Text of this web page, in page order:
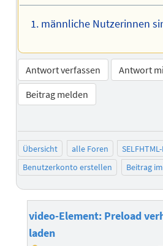
männliche Nutzerinnen
Antwort verfassen
Antwort
Beitrag melden
Übersicht alle Foren
Benutzerkonto erstellen
Beitrag
video-Element: Preload
laden